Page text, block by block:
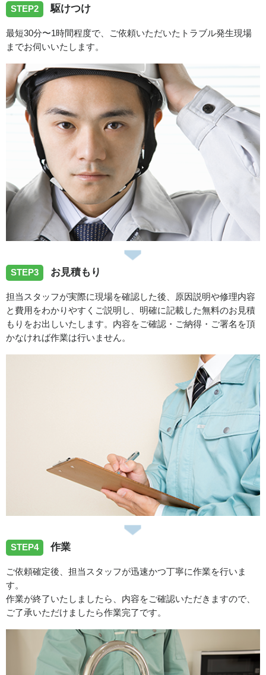
香川県善通寺市へトイレタンク故障の修理依頼でお伺いい
2026/07/09
香川県高松市へトイレの水漏れトラブルでお伺いしまし
た。
2026/07/07
香川県綾歌郡綾川町へトイレの水漏れトラブルでお伺いし
ました。
2026/06/15
香川県坂出市へ台所蛇口の水漏れ修理依頼でお伺い致しま
した
2026/06/14
スタッフの修理報告や事例の一覧はこちら
STEP2 駆けつけ
最短30分〜1時間程度で、ご依頼いただいたトラブル発生現場
までお伺いいたします。
STEP3 お見積もり
担当スタッフが実際に現場を確認した後、原因説明や修理内容
と費用をわかりやすくご説明し、明確に記載した無料のお見積
もりをお出しいたします。内容をご確認・ご納得・ご署名を頂
かなければ作業は行いません。
STEP4 作業
ご依頼確定後、担当スタッフが迅速かつ丁寧に作業を行いま
す。
作業が終了いたしましたら、内容をご確認いただきますので、
ご了承いただけましたら作業完了です。